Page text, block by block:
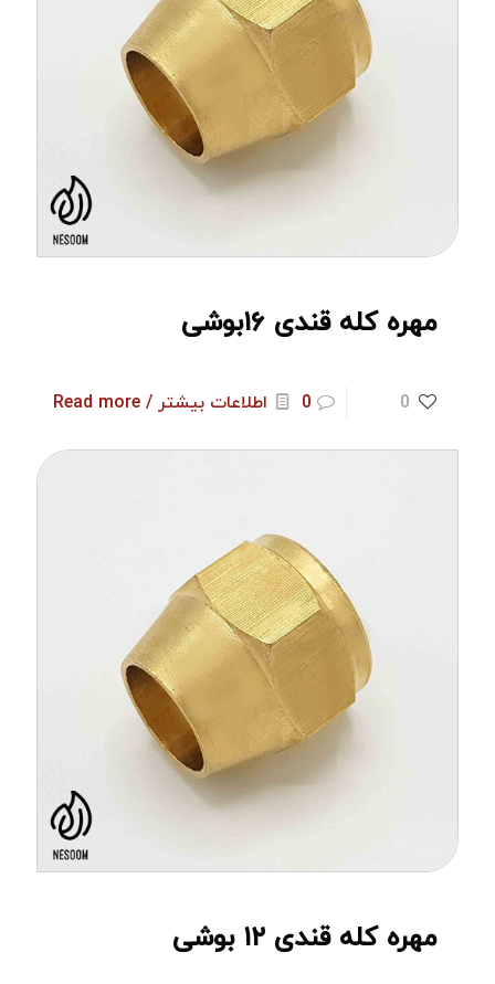
مهره کله قندی ۱۶بوشی
0
0 اطلاعات بیشتر / Read more
مهره کله قندی ۱۲ بوشی